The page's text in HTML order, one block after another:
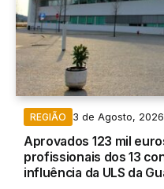
REGIÃO 3 de Agosto, 2026
Aprovados 123 mil
profissionais dos 13
influência da ULS da